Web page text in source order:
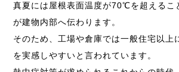
真夏には屋根表面温度が70℃を超えるこ
が建物内部へ伝わります。
そのため、工場や倉庫では一般住宅以上
を実感しやすいと言われています。